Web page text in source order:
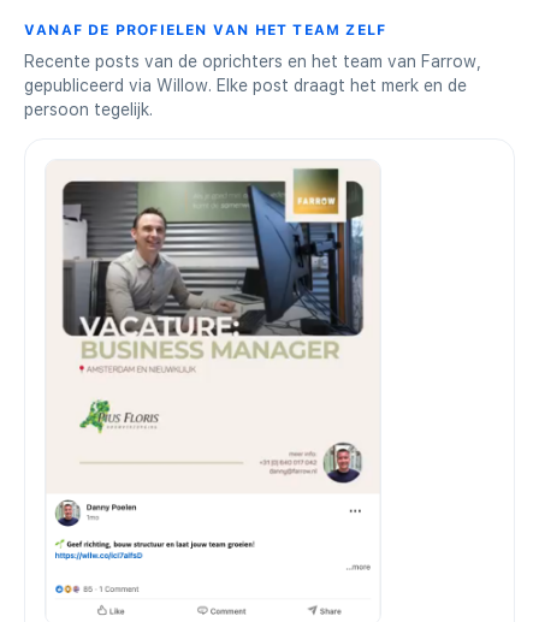
VANAF DE PROFIELEN VAN HET TEAM ZELF
Recente posts van de oprichters en het team van Farrow,
gepubliceerd via Willow. Elke post draagt het merk en de
persoon tegelijk.